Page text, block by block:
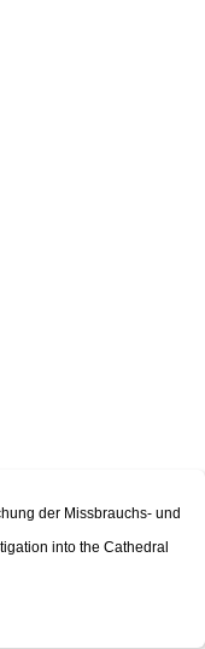
der Missbrauchs- und
into the Cathedral